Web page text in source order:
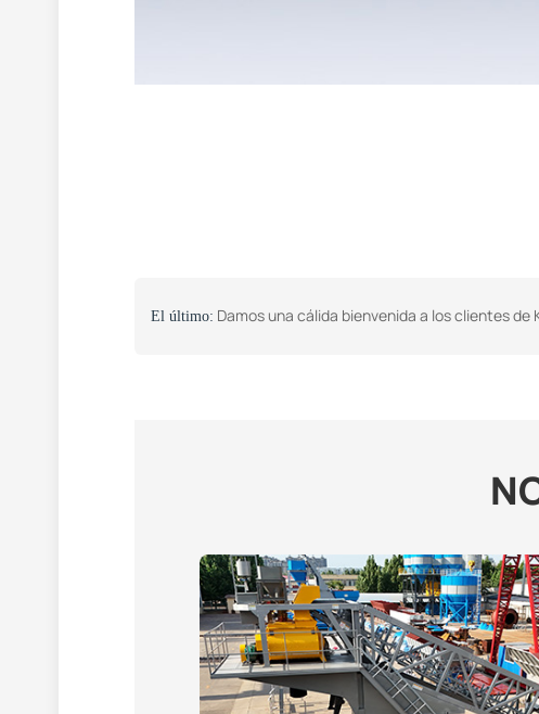
El último: Damos una cálida bienvenida a los clientes de Kirguistán para que visiten nuestra fábrica para realizar negociaciones detalladas e